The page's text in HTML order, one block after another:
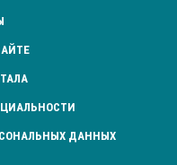
ДАННЫХ